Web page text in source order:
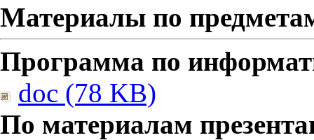
Материалы по
Программа по
doc (78 KB)
По материалам